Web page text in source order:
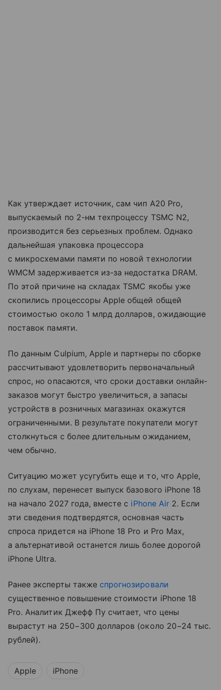
Как утверждает источник, сам чип A20 Pro,
выпускаемый по 2-нм техпроцессу TSMC N2,
производится без серьезных проблем. Однако
дальнейшая упаковка процессора
с микросхемами памяти по новой технологии
WMCM задерживается из-за недостатка DRAM.
По этой причине на складах TSMC якобы уже
скопились процессоры Apple общей общей
стоимостью около 1 млрд долларов, ожидающие
поставок памяти.
По данным Culpium, Apple и партнеры по сборке
рассчитывают удовлетворить первоначальный
спрос, но опасаются, что сроки доставки онлайн-
заказов могут быстро увеличиться, а запасы
устройств в розничных магазинах окажутся
ограниченными. В результате покупатели могут
столкнуться с более длительным ожиданием,
чем обычно.
Ситуацию может усугубить еще и то, что Apple,
по слухам, перенесет выпуск базового iPhone 18
на начало 2027 года, вместе с iPhone Air2. Если
эти сведения подтвердятся, основная часть
спроса придется на iPhone 18 Pro и Pro Max,
а альтернативой останется лишь более дорогой
iPhone Ultra.
Ранее эксперты также спрогнозировали
существенное повышение стоимости iPhone 18
Pro. Аналитик Джефф Пу считает, что цены
вырастут на 250−300 долларов (около 20−24 тыс.
рублей).
Apple iPhone